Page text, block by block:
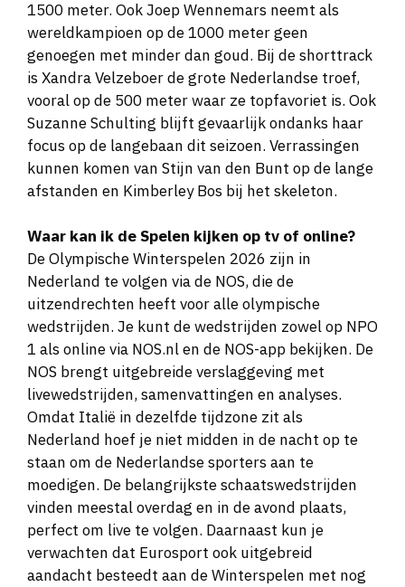
tweede plek op de 1500 meter betekende
zijn ticket naar Milaan.
Joep Wennemars (23) 500, 1000 en 1500
meter
De wereldkampioen op de 1000 meter
gaat als een komeet en neemt geen
genoegen met minder dan goud – iets wat
1500 meter. Ook Joep Wennemars neemt als
wereldkampioen op de 1000 meter geen
genoegen met minder dan goud. Bij de shorttrack
is Xandra Velzeboer de grote Nederlandse troef,
vooral op de 500 meter waar ze topfavoriet is. Ook
Suzanne Schulting blijft gevaarlijk ondanks haar
focus op de langebaan dit seizoen. Verrassingen
kunnen komen van Stijn van den Bunt op de lange
afstanden en Kimberley Bos bij het skeleton.
Waar kan ik de Spelen kijken op tv of online?
De Olympische Winterspelen 2026 zijn in
Nederland te volgen via de NOS, die de
uitzendrechten heeft voor alle olympische
wedstrijden. Je kunt de wedstrijden zowel op NPO
1 als online via NOS.nl en de NOS-app bekijken. De
NOS brengt uitgebreide verslaggeving met
livewedstrijden, samenvattingen en analyses.
Omdat Italië in dezelfde tijdzone zit als
Nederland hoef je niet midden in de nacht op te
staan om de Nederlandse sporters aan te
moedigen. De belangrijkste schaatswedstrijden
vinden meestal overdag en in de avond plaats,
perfect om live te volgen. Daarnaast kun je
verwachten dat Eurosport ook uitgebreid
aandacht besteedt aan de Winterspelen met nog